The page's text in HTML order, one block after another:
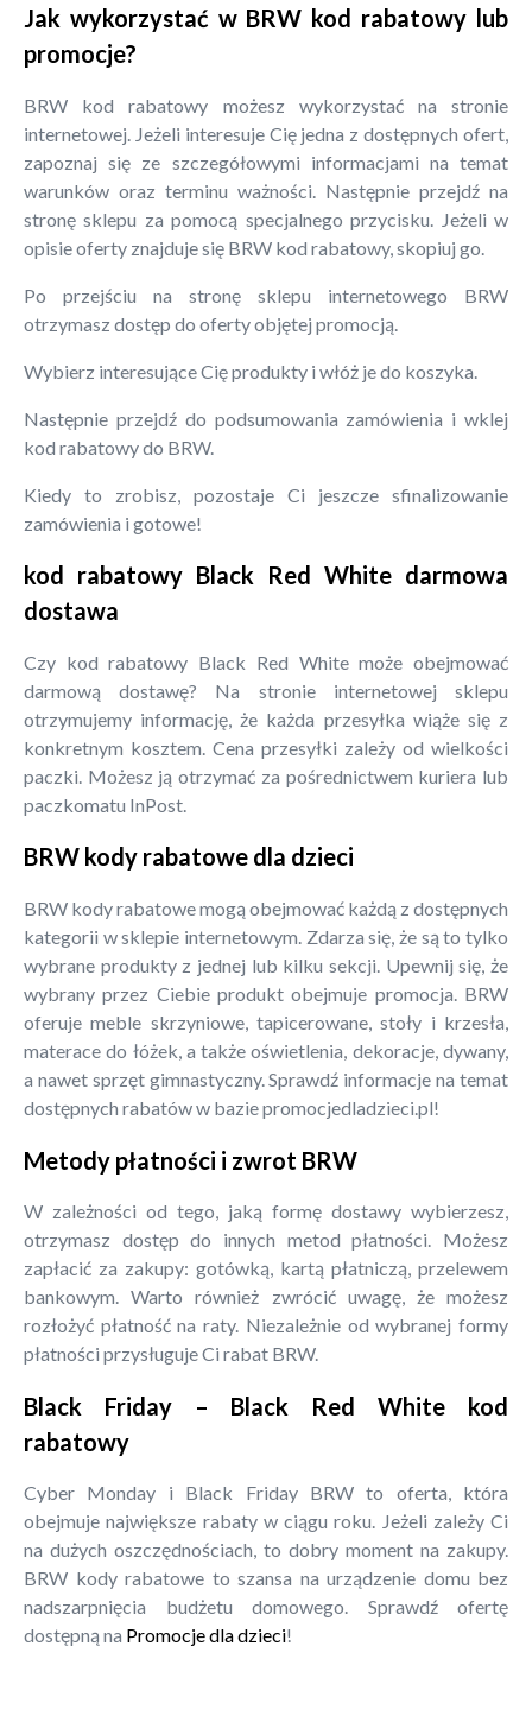
Jak wykorzystać w BRW kod rabatowy lub
promocje?
BRW kod rabatowy możesz wykorzystać na stronie
internetowej. Jeżeli interesuje Cię jedna z dostępnych ofert,
zapoznaj się ze szczegółowymi informacjami na temat
warunków oraz terminu ważności. Następnie przejdź na
stronę sklepu za pomocą specjalnego przycisku. Jeżeli w
opisie oferty znajduje się BRW kod rabatowy, skopiuj go.
Po przejściu na stronę sklepu internetowego BRW
otrzymasz dostęp do oferty objętej promocją.
Wybierz interesujące Cię produkty i włóż je do koszyka.
Następnie przejdź do podsumowania zamówienia i wklej
kod rabatowy do BRW.
Kiedy to zrobisz, pozostaje Ci jeszcze sfinalizowanie
zamówienia i gotowe!
kod rabatowy Black Red White darmowa
dostawa
Czy kod rabatowy Black Red White może obejmować
darmową dostawę? Na stronie internetowej sklepu
otrzymujemy informację, że każda przesyłka wiąże się z
konkretnym kosztem. Cena przesyłki zależy od wielkości
paczki. Możesz ją otrzymać za pośrednictwem kuriera lub
paczkomatu InPost.
BRW kody rabatowe dla dzieci
BRW kody rabatowe mogą obejmować każdą z dostępnych
kategorii w sklepie internetowym. Zdarza się, że są to tylko
wybrane produkty z jednej lub kilku sekcji. Upewnij się, że
wybrany przez Ciebie produkt obejmuje promocja. BRW
oferuje meble skrzyniowe, tapicerowane, stoły i krzesła,
materace do łóżek, a także oświetlenia, dekoracje, dywany,
a nawet sprzęt gimnastyczny. Sprawdź informacje na temat
dostępnych rabatów w bazie promocjedladzieci.pl!
Metody płatności i zwrot BRW
W zależności od tego, jaką formę dostawy wybierzesz,
otrzymasz dostęp do innych metod płatności. Możesz
zapłacić za zakupy: gotówką, kartą płatniczą, przelewem
bankowym. Warto również zwrócić uwagę, że możesz
rozłożyć płatność na raty. Niezależnie od wybranej formy
płatności przysługuje Ci rabat BRW.
Black Friday – Black Red White kod
rabatowy
Cyber Monday i Black Friday BRW to oferta, która
obejmuje największe rabaty w ciągu roku. Jeżeli zależy Ci
na dużych oszczędnościach, to dobry moment na zakupy.
BRW kody rabatowe to szansa na urządzenie domu bez
nadszarpnięcia budżetu domowego. Sprawdź ofertę
dostępną na Promocje dla dzieci!